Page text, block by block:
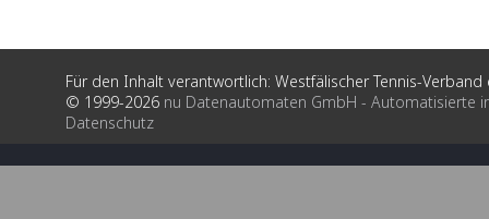
Für den Inhalt verantwortlich: Westfälischer Tennis-Verband
© 1999-2026 nu Datenautomaten GmbH - Automatisierte
Datenschutz